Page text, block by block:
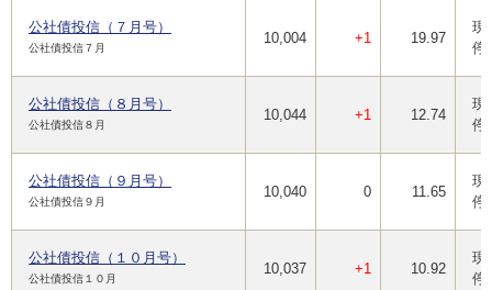
公社債投信（７月号）
公社債投信７月
10,004 +1 19.97
現
停
公社債投信（８月号）
公社債投信８月
10,044 +1 12.74
現
停
公社債投信（９月号）
公社債投信９月
10,040 0 11.65
現
停
公社債投信（１０月号）
公社債投信１０月
10,037 +1 10.92
現
停